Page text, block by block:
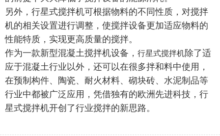
另外，行星式搅拌机可根据物料的不同性质，对搅拌
机的相关设置进行调整，使搅拌设备更加适应物料的
性能特质，实现更高质量的搅拌。
作为一款新型混凝土搅拌机设备， 行星式搅拌机除了适
应于混凝土行业以外，还可以在很多拌和料中使用，
在预制构件、陶瓷、耐火材料、砌块砖、水泥制品等
行业中都被广泛应用，凭借独有的欧洲先进科技，行
星式搅拌机开创了行业搅拌的新思路。